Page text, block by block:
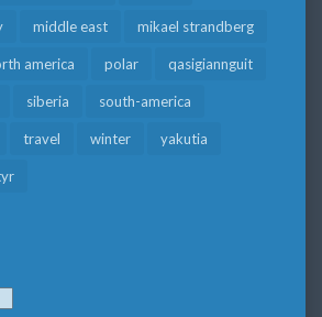
middle east mikael strandberg
america polar qasigiannguit
siberia south-america
travel winter yakutia